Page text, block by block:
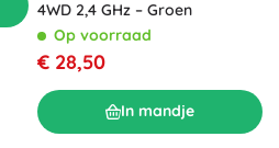
4WD 2,4 GHz – Groen
Op voorraad
€ 28,50
In mandje